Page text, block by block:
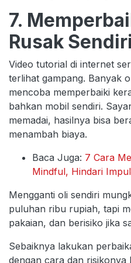
7.
Rusak Sendiri
Video tutorial di internet
terlihat gampang. Banyak
mencoba memperbaiki
bahkan mobil sendiri.
memadai, hasilnya bisa
menambah biaya.
Baca Juga: 7 Cara
Mindful, Hindari
Mengganti oli sendiri
puluhan ribu rupiah, tapi
pakaian, dan berisiko jika
Sebaiknya lakukan
dengan cara dan